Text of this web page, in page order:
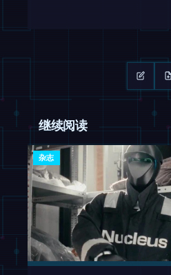
继续阅读
杂志